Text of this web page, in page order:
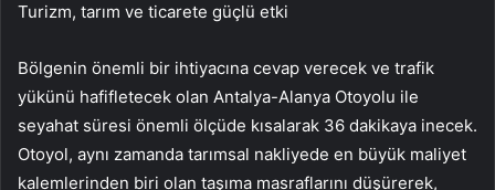
Turizm, tarım ve ticarete güçlü etki
Bölgenin önemli bir ihtiyacına cevap verecek ve trafik
yükünü hafifletecek olan Antalya-Alanya Otoyolu ile
seyahat süresi önemli ölçüde kısalarak 36 dakikaya inecek.
Otoyol, aynı zamanda tarımsal nakliyede en büyük maliyet
kalemlerinden biri olan taşıma masraflarını düşürerek,